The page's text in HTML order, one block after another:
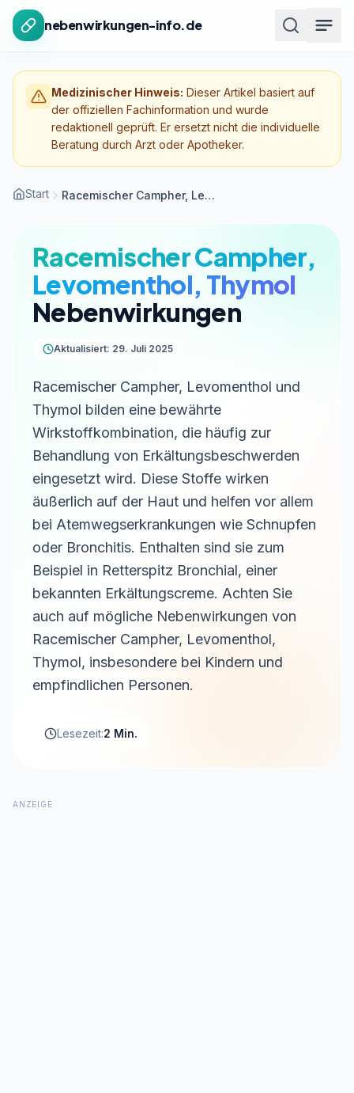
Zum Inhalt springen
nebenwirkungen-info.de
Medizinischer Hinweis: Dieser Artikel basiert auf
der offiziellen Fachinformation und wurde
redaktionell geprüft. Er ersetzt nicht die individuelle
Beratung durch Arzt oder Apotheker.
Start Racemischer Campher, Levomenthol, Thymol
Racemischer Campher,
Levomenthol, Thymol
Nebenwirkungen
Aktualisiert: 29. Juli 2025
Racemischer Campher, Levomenthol und
Thymol bilden eine bewährte
Wirkstoffkombination, die häufig zur
Behandlung von Erkältungsbeschwerden
eingesetzt wird. Diese Stoffe wirken
äußerlich auf der Haut und helfen vor allem
bei Atemwegserkrankungen wie Schnupfen
oder Bronchitis. Enthalten sind sie zum
Beispiel in Retterspitz Bronchial, einer
bekannten Erkältungscreme. Achten Sie
auch auf mögliche Nebenwirkungen von
Racemischer Campher, Levomenthol,
Thymol, insbesondere bei Kindern und
empfindlichen Personen.
Lesezeit:2 Min.
ANZEIGE